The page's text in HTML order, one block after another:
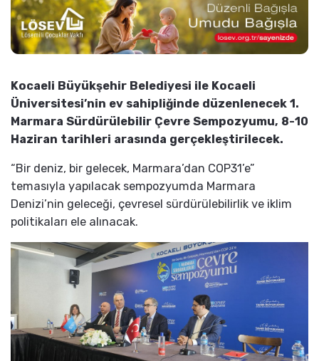
Kocaeli Büyükşehir Belediyesi ile Kocaeli
Üniversitesi’nin ev sahipliğinde düzenlenecek 1.
Marmara Sürdürülebilir Çevre Sempozyumu, 8-10
Haziran tarihleri arasında gerçekleştirilecek.
“Bir deniz, bir gelecek, Marmara’dan COP31’e”
temasıyla yapılacak sempozyumda Marmara
Denizi’nin geleceği, çevresel sürdürülebilirlik ve iklim
politikaları ele alınacak.